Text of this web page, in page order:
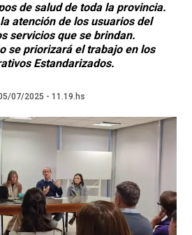
de salud de toda la provincia.
atención de los usuarios del
servicios que se brindan.
se priorizará el trabajo en los
Estandarizados.
07/2025 - 11.19.hs